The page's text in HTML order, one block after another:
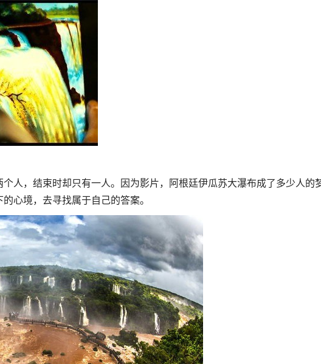
人，结束时却只有一人。因为影片，阿根廷伊瓜苏大瀑布成了多少人的
心境，去寻找属于自己的答案。